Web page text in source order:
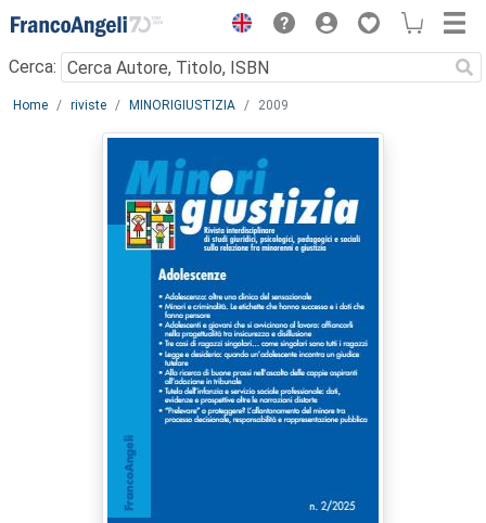
Menu
Cerca:
Main content
Home riviste MINORIGIUSTIZIA 2009